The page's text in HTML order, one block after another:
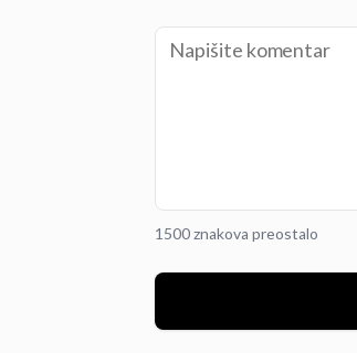
1500 znakova preostalo